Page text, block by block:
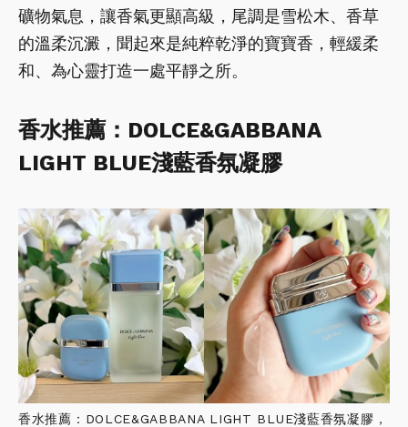
礦物氣息，讓香氣更顯高級，尾調是雪松木、香草
的溫柔沉澱，聞起來是純粹乾淨的寶寶香，輕緩柔
和、為心靈打造一處平靜之所。
香水推薦：DOLCE&GABBANA
LIGHT BLUE淺藍香氛凝膠
香水推薦：DOLCE&GABBANA LIGHT BLUE淺藍香氛凝膠，